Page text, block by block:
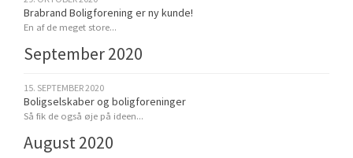
Brabrand Boligforening er ny kunde!
En af de meget store...
September 2020
15. SEPTEMBER 2020
Boligselskaber og boligforeninger
Så fik de også øje på ideen...
August 2020